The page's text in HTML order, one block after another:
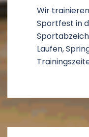
Wir
Sportfest in
Laufen,